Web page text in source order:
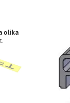
olika